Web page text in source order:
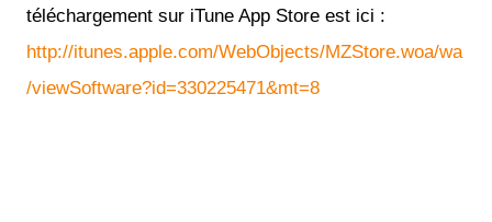
téléchargement sur iTune App Store est ici :
http://itunes.apple.com/WebObjects/MZStore.woa/wa
/viewSoftware?id=330225471&mt=8